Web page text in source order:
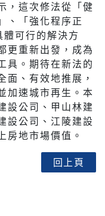
，這次修法從「健
、「強化程序正
可行的解決方
更重新出發，成為
具。期待在新法的
面、有效地推展，
加速城市再生。本
設公司、甲山林建
設公司、江陵建設
房地市場價值。
回上頁